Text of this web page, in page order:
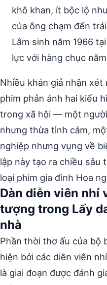
khô khan, ít bộc lộ
của ông chạm đến
Lâm sinh năm 1966
lực với hàng chục
Nhiều khán giả nhận
phim phản ánh hai kiểu
trong xã hội — một
nhưng thừa tình cảm,
nghiệp nhưng vụng về
lập này tạo ra chiều sâu
loại phim gia đình Hoa
Dàn diễn viên nhí
tượng trong Lấy
nhà
Phần thời thơ ấu của bộ
hiện bởi các diễn viên
là giai đoạn được đánh